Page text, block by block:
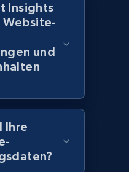
Jetzt anfangen
URL
Initial
count, and
Insights
und
Ihre